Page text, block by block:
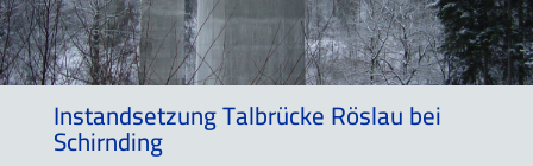
Instandsetzung Talbrücke Röslau bei
Schirnding